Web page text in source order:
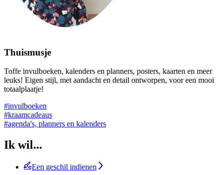
Thuismusje
Toffe invulboeken, kalenders en planners, posters, kaarten en meer
leuks! Eigen stijl, met aandacht en detail ontworpen, voor een mooi
totaalplaatje!
#invulboeken
#kraamcadeaus
#agenda's, planners en kalenders
Ik wil...
Een geschil indienen